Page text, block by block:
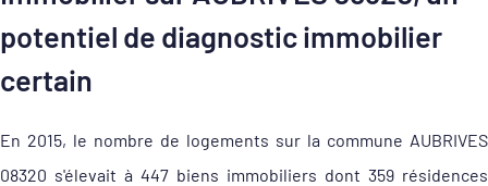
potentiel de diagnostic immobilier
certain
En 2015, le nombre de logements sur la commune AUBRIVES
08320 s'élevait à 447 biens immobiliers dont 359 résidences